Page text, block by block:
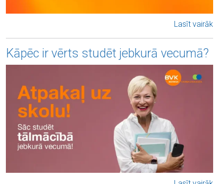
Lasīt vairāk
Kāpēc ir vērts studēt jebkurā vecumā?